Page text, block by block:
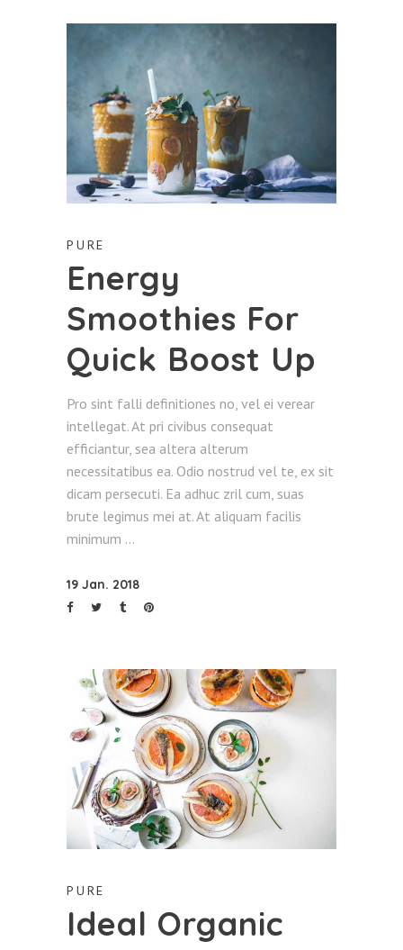
PURE
Energy
Smoothies For
Quick Boost Up
Pro sint falli definitiones no, vel ei verear
intellegat. At pri civibus consequat
efficiantur, sea altera alterum
necessitatibus ea. Odio nostrud vel te, ex sit
dicam persecuti. Ea adhuc zril cum, suas
brute legimus mei at. At aliquam facilis
minimum
19 Jan. 2018
PURE
Ideal Organic